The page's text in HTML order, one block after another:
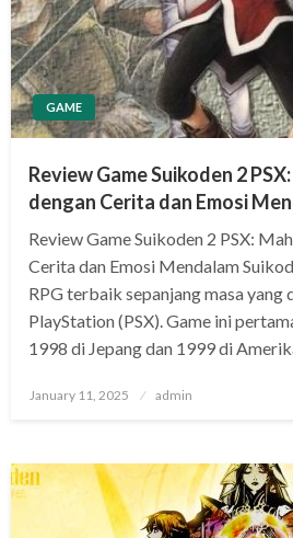
GAME
Review Game Suikoden 2
dengan Cerita dan Emosi
Review Game Suikoden 2 PSX:
Cerita dan Emosi Mendalam
RPG terbaik sepanjang masa yang
PlayStation (PSX). Game ini
1998 di Jepang dan 1999 di
Posted
January 11, 2025 admin